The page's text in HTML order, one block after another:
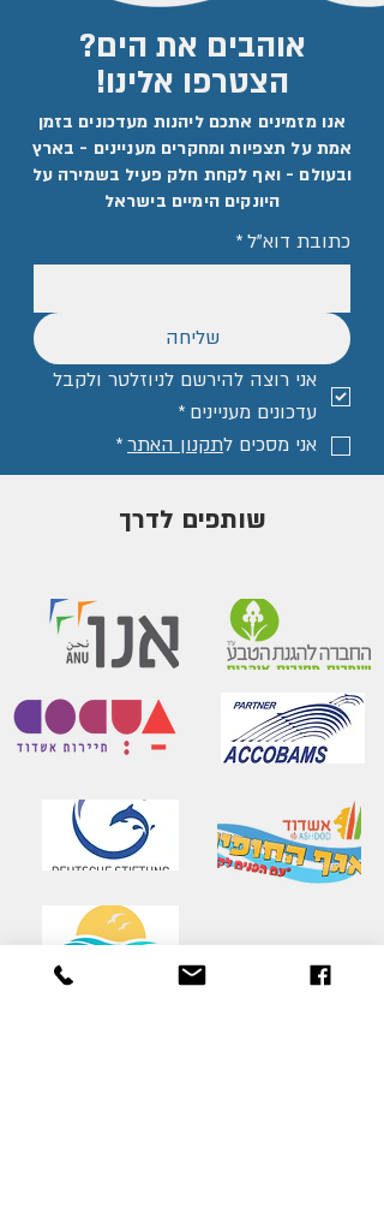
אוהבים את הים?
הצטרפו אלינו!
אנו מזמינים אתכם ליהנות מעדכונים בזמן
אמת על תצפיות ומחקרים מעניינים - בארץ
ובעולם - ואף לקחת חלק פעיל בשמירה על
היונקים הימיים בישראל
כתובת דוא"ל*
שליחה
עדכונים מעניינים *
אני מסכים לתקנון האתר*
שותפים לדרך